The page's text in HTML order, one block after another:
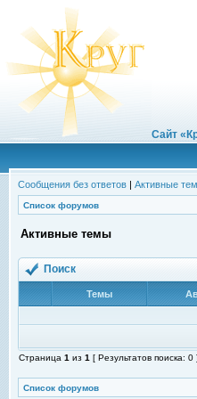
Сайт
Сообщения без ответов | Активные
Список форумов
Активные темы
Поиск
Темы
Страница 1 из 1 [ Результатов поиска: 0 ]
Список форумов